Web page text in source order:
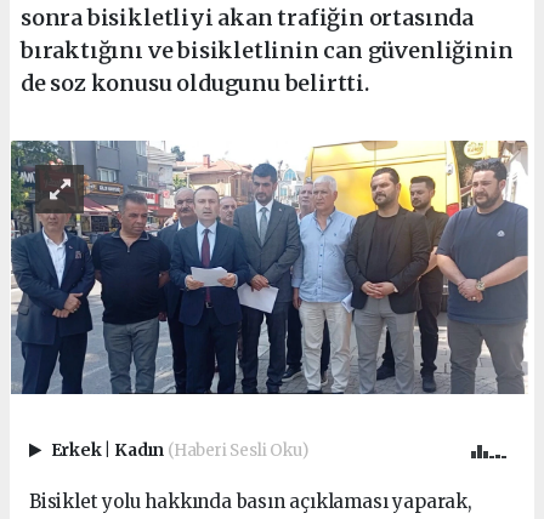
sonra bisikletliyi akan trafiğin ortasında
bıraktığını ve bisikletlinin can güvenliğinin
de soz konusu oldugunu belirtti.
Erkek Kadın (Haberi Sesli Oku)
Bisiklet yolu hakkında basın açıklaması yaparak,